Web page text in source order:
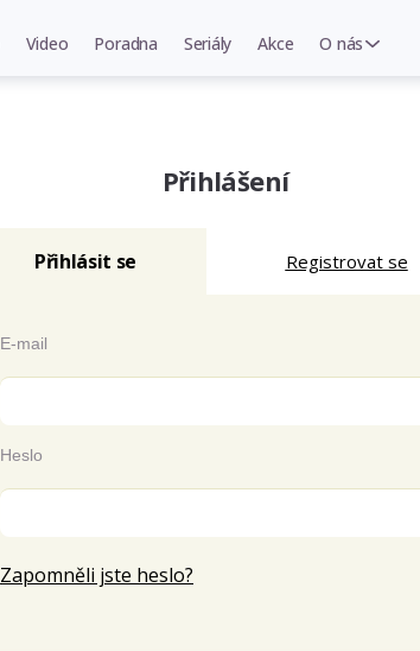
Video Poradna Seriály Akce O nás
Přihlášení
Přihlásit se Registrovat se
E-mail
Heslo
Zapomněli jste heslo?